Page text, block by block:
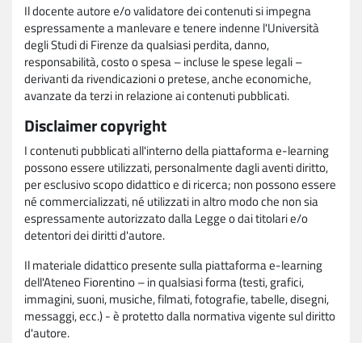
Il docente autore e/o validatore dei contenuti si impegna
espressamente a manlevare e tenere indenne l'Università
degli Studi di Firenze da qualsiasi perdita, danno,
responsabilità, costo o spesa – incluse le spese legali –
derivanti da rivendicazioni o pretese, anche economiche,
avanzate da terzi in relazione ai contenuti pubblicati.
Disclaimer copyright
I contenuti pubblicati all'interno della piattaforma e-learning
possono essere utilizzati, personalmente dagli aventi diritto,
per esclusivo scopo didattico e di ricerca; non possono essere
né commercializzati, né utilizzati in altro modo che non sia
espressamente autorizzato dalla Legge o dai titolari e/o
detentori dei diritti d'autore.
Il materiale didattico presente sulla piattaforma e-learning
dell'Ateneo Fiorentino – in qualsiasi forma (testi, grafici,
immagini, suoni, musiche, filmati, fotografie, tabelle, disegni,
messaggi, ecc.) - è protetto dalla normativa vigente sul diritto
d'autore.